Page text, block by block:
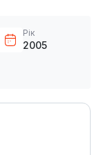
Рік
2005